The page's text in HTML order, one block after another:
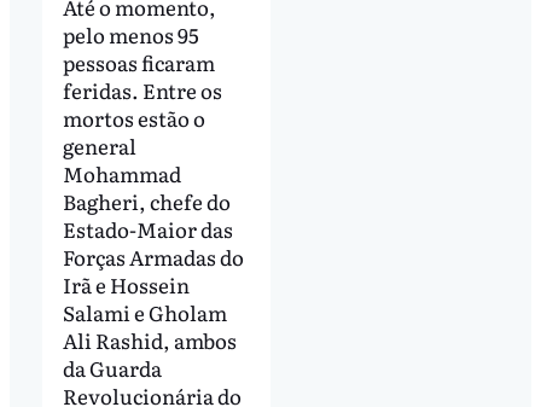
Até o momento,
pelo menos 95
pessoas ficaram
feridas. Entre os
mortos estão o
general
Mohammad
Bagheri, chefe do
Estado-Maior das
Forças Armadas do
Irã e Hossein
Salami e Gholam
Ali Rashid, ambos
da Guarda
Revolucionária do